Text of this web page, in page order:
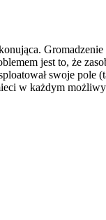
jest to, że
swoje
w każdym